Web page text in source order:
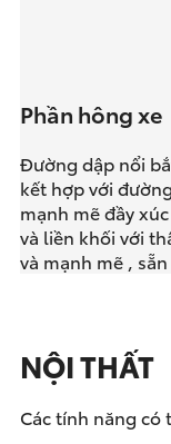
Phần hông xe
Đường dập nổi
kết hợp với
mạnh mẽ đầy
và liền khối với
và mạnh mẽ ,
NỘI THẤT
Các tính năng có